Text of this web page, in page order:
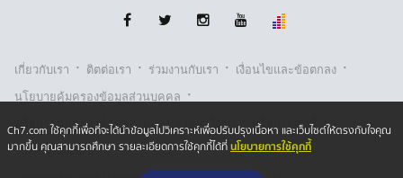
เกี่ยวกับเรา · ติตต่อเรา · ร่วมงานกับเรา · เงื่อนไขและข้อตกลง ·
นโยบายคุ้มครองข้อมูลส่วนบุคคล ·
นโยบายคุ้มครองข้อมูลส่วนบุคคล (ออนไลน์) · นโยบายคุกกี้ ·
รับเรื่องร้องเรียน
Ch7.com ใช้คุกกี้เพื่อที่จะได้นำข้อมูลไปวิเคราะห์เพื่อปรับปรุงเนื้อหา และเว็บไซต์ให้ตรงกับใจคุณ
มากขึ้น คุณสามารถศึกษา รายละเอียดการใช้คุกกี้ได้ที่นโยบายการใช้คุกกี้